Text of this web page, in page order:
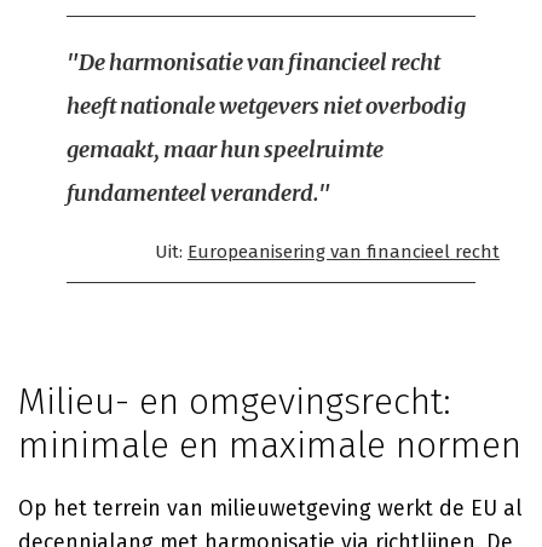
"De harmonisatie van financieel recht
heeft nationale wetgevers niet overbodig
gemaakt, maar hun speelruimte
fundamenteel veranderd."
Uit: Europeanisering van financieel recht
Milieu- en omgevingsrecht:
minimale en maximale normen
Op het terrein van milieuwetgeving werkt de EU al